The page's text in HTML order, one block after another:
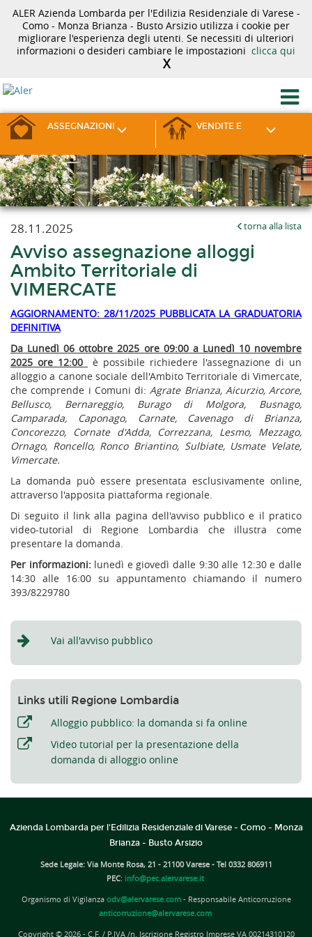
ALER Azienda Lombarda per l'Edilizia Residenziale di Varese -
Como - Monza Brianza - Busto Arsizio utilizza i cookie per
migliorare l'esperienza degli utenti. Se necessiti di ulteriori
informazioni o desideri cambiare le impostazioni clicca qui
X
ASSEGNAZIONI VENDITE E
28.11.2025 torna alla lista
Avviso assegnazione alloggi
Ambito Territoriale di
VIMERCATE
AGGIORNAMENTO: 28/11/2025 PUBBLICATA LA GRADUATORIA
DEFINITIVA
Da Lunedì 06 ottobre 2025 ore 09:00 a Lunedì 10 novembre
2025 ore 12:00
è possibile richiedere l'assegnazione di un
alloggio a canone sociale dell'Ambito Territoriale di Vimercate,
che comprende i Comuni di:Agrate Brianza, Aicurzio, Arcore,
Bellusco, Bernareggio, Burago di Molgora, Busnago,
Camparada, Caponago, Carnate, Cavenago di Brianza,
Concorezzo, Cornate d'Adda, Correzzana, Lesmo, Mezzago,
Ornago, Roncello, Ronco Briantino, Sulbiate, Usmate Velate,
Vimercate.
La domanda può essere presentata esclusivamente online,
attraverso l'apposita piattaforma regionale.
Di seguito il link alla pagina dell'avviso pubblico e il pratico
video-tutorial di Regione Lombardia che illustra come
presentare la domanda.
Per informazioni: lunedì e giovedì dalle 9:30 alle 12:30 e dalle
14:30 alle 16:00 su appuntamento chiamando il numero
393/8229780
Vai all'avviso pubblico
Links utili Regione Lombardia
Alloggio pubblico: la domanda si fa online
Video tutorial per la presentazione della
domanda di alloggio online
Azienda Lombarda per l'Edilizia Residenziale di Varese - Como - Monza
Brianza - Busto Arsizio
Sede Legale: Via Monte Rosa, 21 - 21100 Varese - Tel 0332 806911
PEC: info@pec.alervarese.it
Organismo di Vigilanza odv@alervarese.com- Responsabile Anticorruzione
anticorruzione@alervarese.com
Copyright © 2026 - C.F. / P.IVA /n. Iscrizione Registro Imprese VA 00214310120